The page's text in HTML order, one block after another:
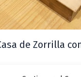
de Zorrilla